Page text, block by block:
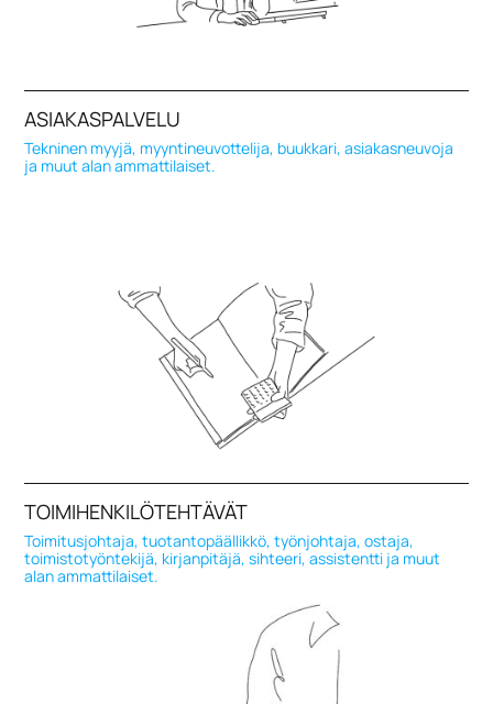
ASIAKASPALVELU
Tekninen myyjä, myyntineuvottelija, buukkari, asiakasneuvoja
ja muut alan ammattilaiset.
TOIMIHENKILÖTEHTÄVÄT
Toimitusjohtaja, tuotantopäällikkö, työnjohtaja, ostaja,
toimistotyöntekijä, kirjanpitäjä, sihteeri, assistentti ja muut
alan ammattilaiset.